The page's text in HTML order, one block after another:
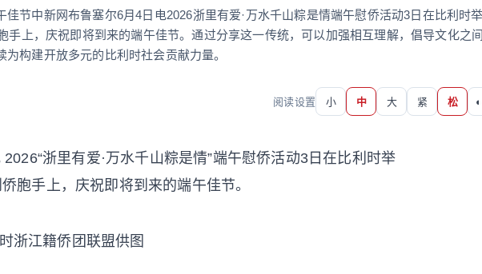
节中新网布鲁塞尔6月4日电2026浙里有爱·万水千山粽是情端午慰侨活动3日在比利时
手上，庆祝即将到来的端午佳节。通过分享这一传统，可以加强相互理解，倡导文化之
构建开放多元的比利时社会贡献力量。
阅读设置 小 中 大 紧 松 ◐
浙里有爱·万水千山粽是情”端午慰侨活动3日在比利时举
胞手上，庆祝即将到来的端午佳节。
浙江籍侨团联盟供图